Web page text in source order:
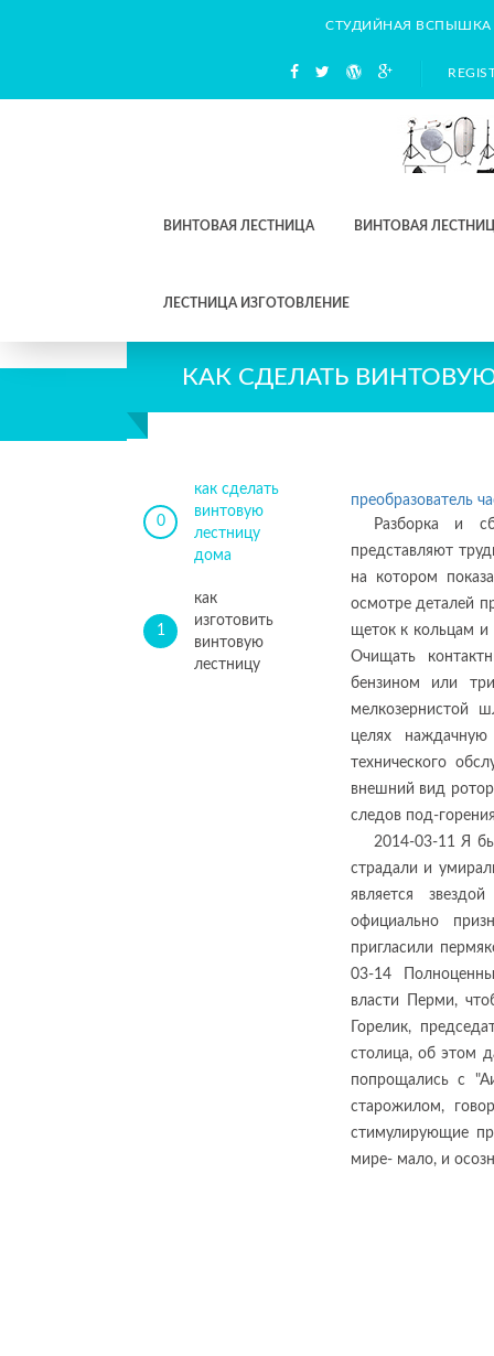
СТУДИЙНАЯ ВСПЫШКА
ВИНТОВАЯ ЛЕСТНИЦА ВИНТОВАЯ
ЛЕСТНИЦА ИЗГОТОВЛЕНИЕ
КАК СДЕЛАТЬ
0
как сделать
винтовую
лестницу
дома
1
как
изготовить
винтовую
лестницу
преобразователь
Разборка и
представляют
на котором
осмотре деталей
щеток к кольцам
Очищать
бензином или
мелкозернистой
целях
технического
внешний вид
следов под-
2014-03-11 Я
страдали и
является
официально
пригласили
03-14
власти Перми,
Горелик,
столица, об этом
попрощались с
старожилом,
стимулирующие
мире- мало, и